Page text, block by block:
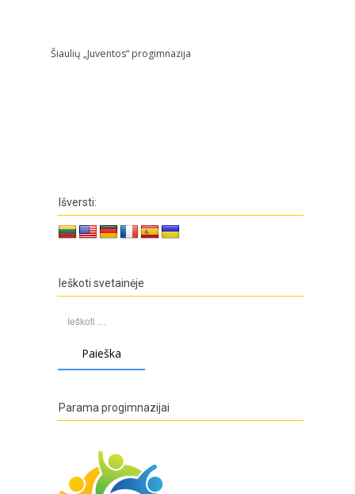
Šiaulių „Juventos“ progimnazija
Išversti:
Ieškoti svetainėje
Parama progimnazijai